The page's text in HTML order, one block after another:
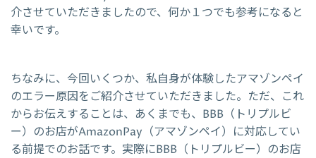
介させていただきましたので、何か１つでも参考になると
幸いです。
ちなみに、今回いくつか、私自身が体験したアマゾンペイ
のエラー原因をご紹介させていただきました。ただ、これ
からお伝えすることは、あくまでも、BBB（トリプルビ
ー）のお店がAmazonPay（アマゾンペイ）に対応してい
る前提でのお話です。実際にBBB（トリプルビー）のお店